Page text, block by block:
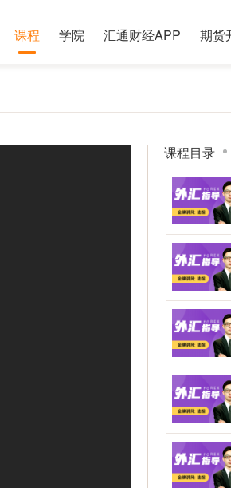
课程 学院 汇通财经APP 期货
课程目录